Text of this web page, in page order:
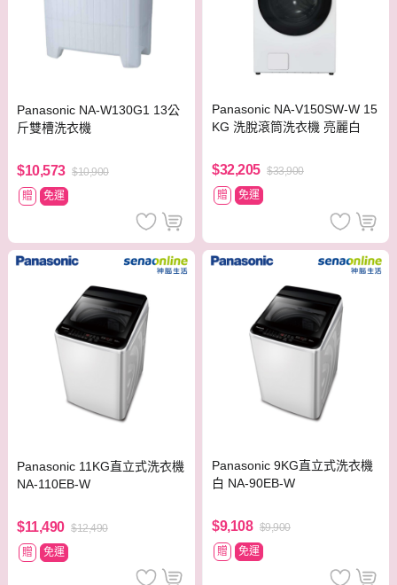
Panasonic NA-W130G1 13公
斤雙槽洗衣機
$10,573 $10,900
贈
免運
Panasonic NA-V150SW-W 15
KG 洗脫滾筒洗衣機 亮麗白
$32,205 $33,900
贈
免運
Panasonic 11KG直立式洗衣機
NA-110EB-W
$11,490 $12,490
贈
免運
Panasonic 9KG直立式洗衣機
白 NA-90EB-W
$9,108 $9,900
贈
免運